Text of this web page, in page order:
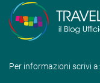
Per informazioni scrivi a: